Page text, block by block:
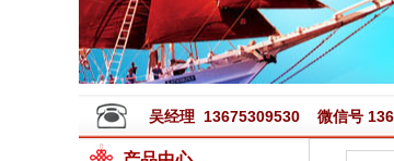
吴经理 13675309530 微信号